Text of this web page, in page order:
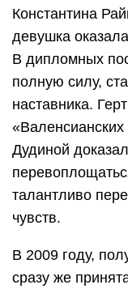
Константина
девушка
В дипломных
полную силу,
наставника.
Дудиной
талантливо
чувств.
В 2009 году,
сразу же